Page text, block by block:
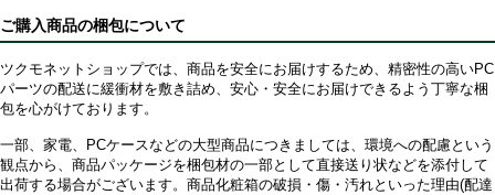
ご購入商品の梱包について
ツクモネットショップでは、商品を安全にお届けするため、精密性の高いPC
パーツの配送に緩衝材を敷き詰め、安心・安全にお届けできるよう丁寧な梱
包を心がけております。
一部、家電、PCケースなどの大型商品につきましては、環境への配慮という
観点から、商品パッケージを梱包材の一部として直接送り状などを添付して
出荷する場合がございます。商品化粧箱の破損・傷・汚れといった理由(配達